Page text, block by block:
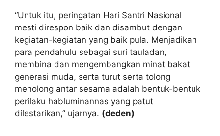
“Untuk itu, peringatan Hari Santri Nasional
mesti direspon baik dan disambut dengan
kegiatan-kegiatan yang baik pula. Menjadikan
para pendahulu sebagai suri tauladan,
membina dan mengembangkan minat bakat
generasi muda, serta turut serta tolong
menolong antar sesama adalah bentuk-bentuk
perilaku habluminannas yang patut
dilestarikan,” ujarnya. (deden)